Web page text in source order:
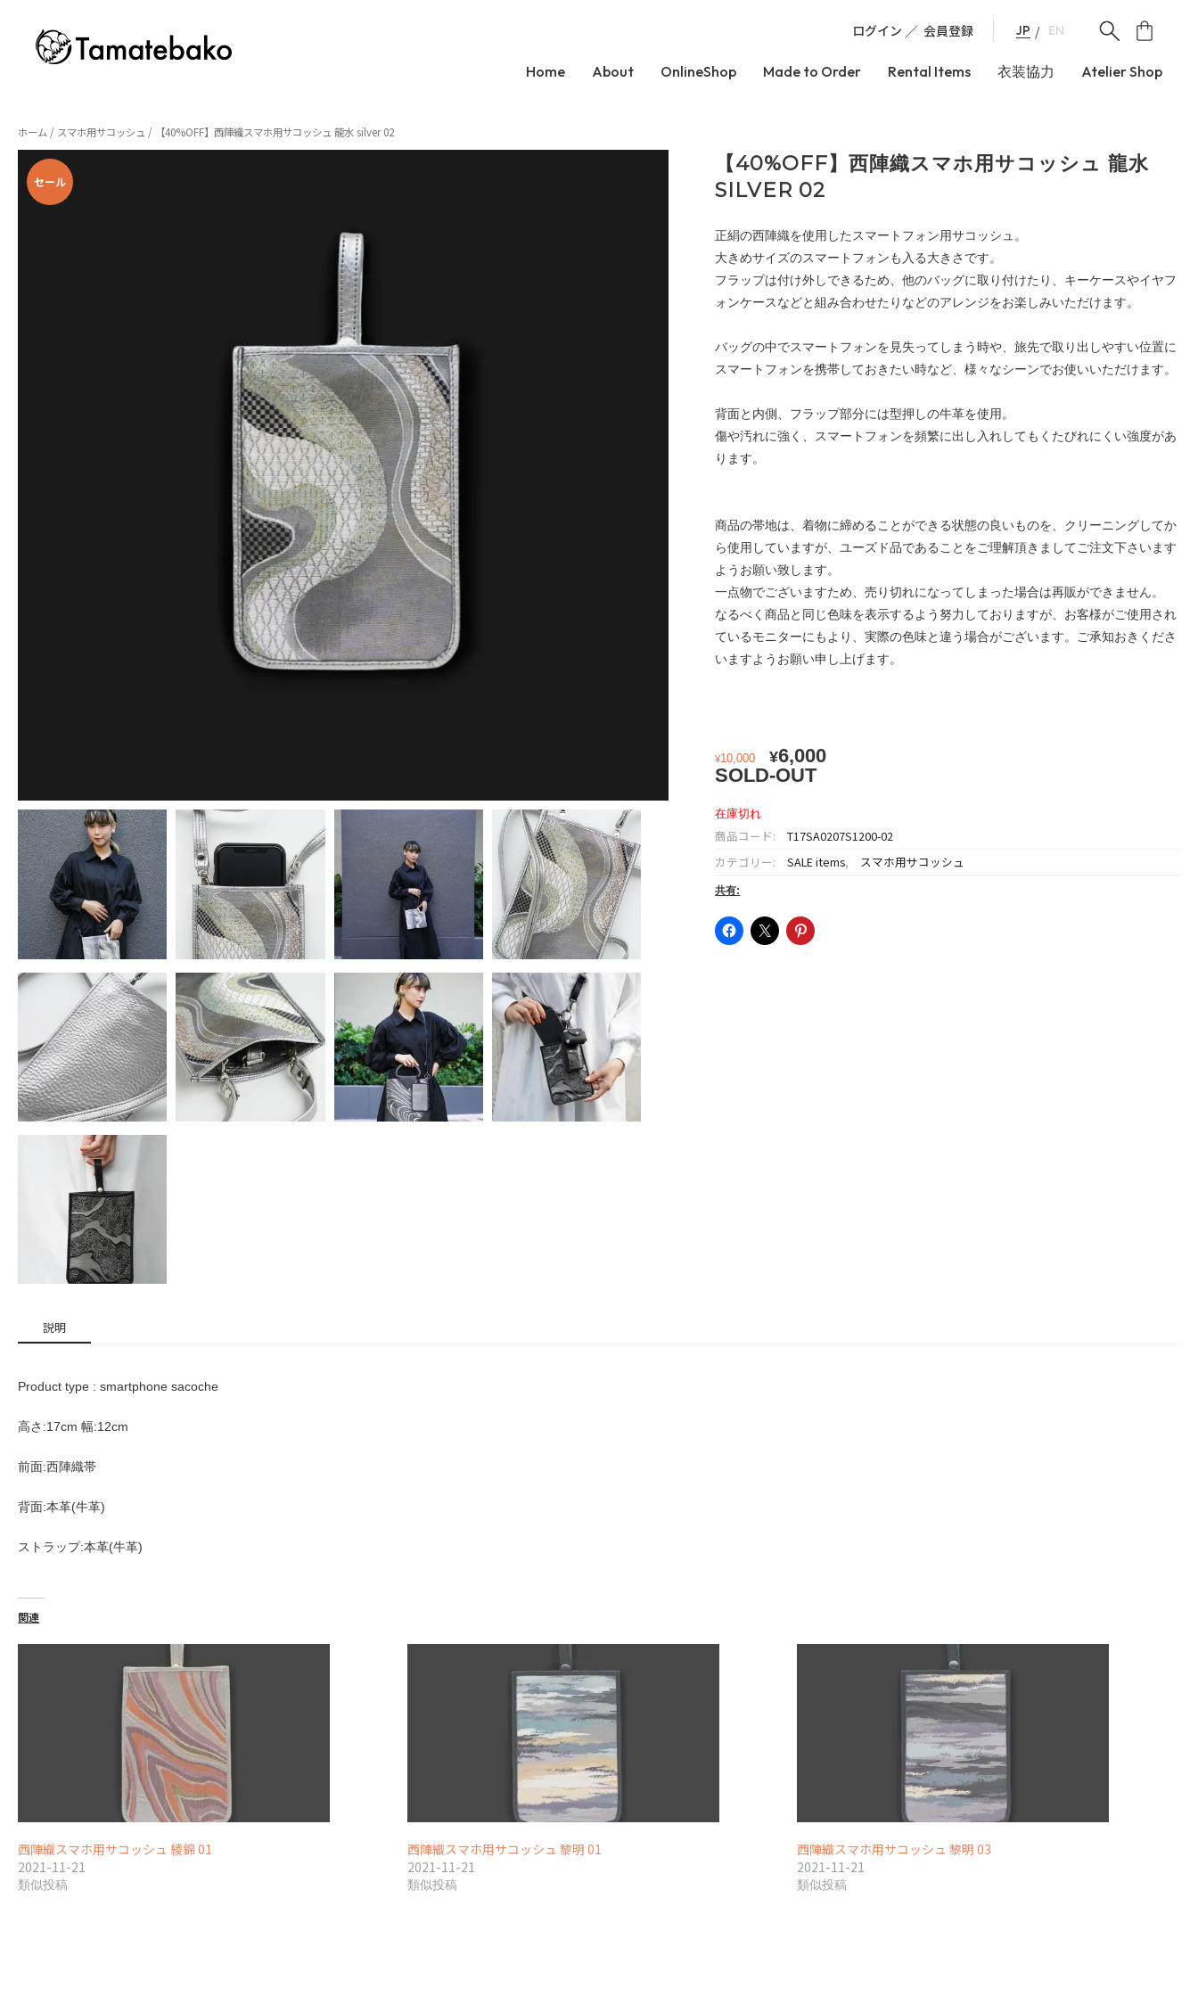
ログイン 会員登録 JP EN
Home About OnlineShop Made to Order Rental Items 衣装協力 Atelier Shop
ホーム / スマホ用サコッシュ / 【40%OFF】西陣織スマホ用サコッシュ 龍水 silver 02
セール
【40%OFF】西陣織スマホ用サコッシュ 龍水
SILVER 02
正絹の西陣織を使用したスマートフォン用サコッシュ。
大きめサイズのスマートフォンも入る大きさです。
フラップは付け外しできるため、他のバッグに取り付けたり、キーケースやイヤフ
ォンケースなどと組み合わせたりなどのアレンジをお楽しみいただけます。
バッグの中でスマートフォンを見失ってしまう時や、旅先で取り出しやすい位置に
スマートフォンを携帯しておきたい時など、様々なシーンでお使いいただけます。
背面と内側、フラップ部分には型押しの牛革を使用。
傷や汚れに強く、スマートフォンを頻繁に出し入れしてもくたびれにくい強度があ
ります。
商品の帯地は、着物に締めることができる状態の良いものを、クリーニングしてか
ら使用していますが、ユーズド品であることをご理解頂きましてご注文下さいます
ようお願い致します。
一点物でございますため、売り切れになってしまった場合は再販ができません。
なるべく商品と同じ色味を表示するよう努力しておりますが、お客様がご使用され
ているモニターにもより、実際の色味と違う場合がございます。ご承知おきくださ
いますようお願い申し上げます。
¥10,000
元
の
は
¥10,000
で
た。
¥6,000現
格
¥6,000
SOLD-OUT
在庫切れ
商品コード:
T17SA0207S1200-02
カテゴリー:
SALE items, スマホ用サコッシュ
共有:
説明
Product type : smartphone sacoche
高さ:17cm 幅:12cm
前面:西陣織帯
背面:本革(牛革)
ストラップ:本革(牛革)
関連
西陣織スマホ用サコッシュ 綾錦 01
2021-11-21
類似投稿
西陣織スマホ用サコッシュ 黎明 01
2021-11-21
類似投稿
西陣織スマホ用サコッシュ 黎明 03
2021-11-21
類似投稿